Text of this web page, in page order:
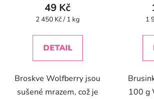
49 Kč
Měrná
2 450 Kč / 1 kg
DETAIL
Broskve Wolfberry jsou
sušené mrazem, což je
1
100 g